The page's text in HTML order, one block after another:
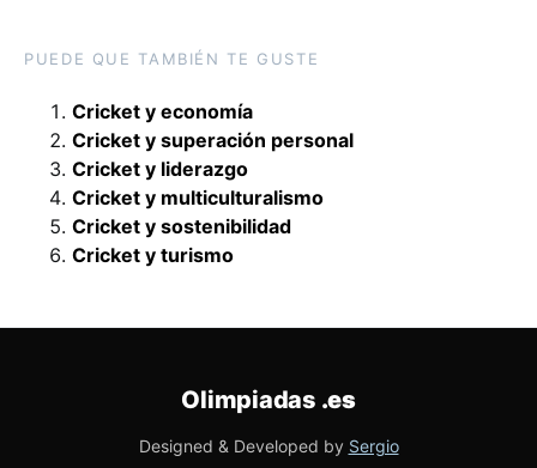
PUEDE QUE TAMBIÉN TE GUSTE
Cricket y economía
Cricket y superación personal
Cricket y liderazgo
Cricket y multiculturalismo
Cricket y sostenibilidad
Cricket y turismo
Olimpiadas .es
Designed & Developed by Sergio